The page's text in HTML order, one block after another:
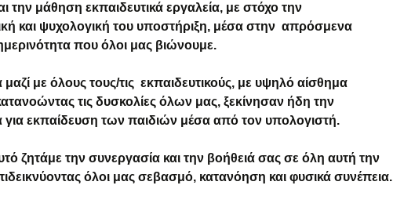
την μάθηση εκπαιδευτικά εργαλεία, με στόχο την
και ψυχολογική του υποστήριξη, μέσα στην απρόσμενα
που όλοι μας βιώνουμε.
μαζί με όλους τους/τις εκπαιδευτικούς, με υψηλό αίσθημα
τις δυσκολίες όλων μας, ξεκίνησαν ήδη την
για εκπαίδευση των παιδιών μέσα από τον υπολογιστή.
ζητάμε την συνεργασία και την βοήθειά σας σε όλη αυτή την
όλοι μας σεβασμό, κατανόηση και φυσικά συνέπεια.